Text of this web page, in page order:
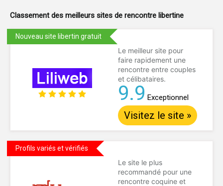
Classement des meilleurs sites de rencontre libertine
Nouveau site libertin gratuit
Le meilleur site pour
faire rapidement une
rencontre entre couples
et célibataires.
9.9 Exceptionnel
Visitez le site »
Profils variés et vérifiés
Le site le plus
recommandé pour une
rencontre coquine et